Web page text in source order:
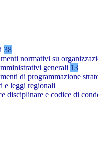
38
normativi su
generali 13
di programmazione
e leggi regionali
disciplinare e codice di